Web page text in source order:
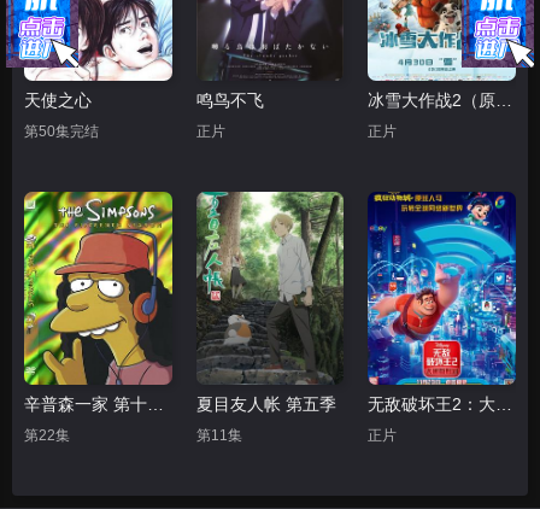
天使之心
第50集完结
鸣鸟不飞
正片
冰雪大作战2（原声版）
正片
第22集
夏目友人帐 第五季
第11集 正片